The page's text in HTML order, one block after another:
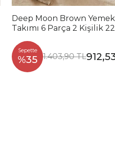
Deep Moon Brown Yemek
Takımı 6 Parça 2 Kişilik
Sepette
%35 1.403,90 TL